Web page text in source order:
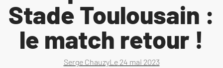
Stade Toulousain :
le match retour !
Serge ChauzyLe 24 mai 2023